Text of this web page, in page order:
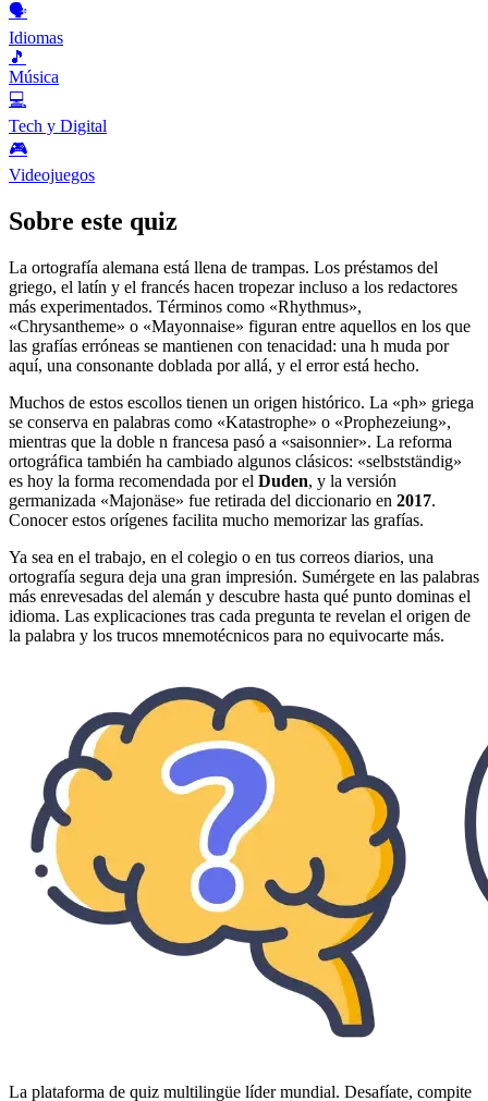
🗣️
Idiomas
🎵
Música
💻
Tech y Digital
🎮
Videojuegos
Sobre este quiz
La ortografía alemana está llena de trampas. Los préstamos del
griego, el latín y el francés hacen tropezar incluso a los redactores
más experimentados. Términos como «Rhythmus»,
«Chrysantheme» o «Mayonnaise» figuran entre aquellos en los que
las grafías erróneas se mantienen con tenacidad: una h muda por
aquí, una consonante doblada por allá, y el error está hecho.
Muchos de estos escollos tienen un origen histórico. La «ph» griega
se conserva en palabras como «Katastrophe» o «Prophezeiung»,
mientras que la doble n francesa pasó a «saisonnier». La reforma
ortográfica también ha cambiado algunos clásicos: «selbstständig»
es hoy la forma recomendada por el Duden, y la versión
germanizada «Majonäse» fue retirada del diccionario en 2017.
Conocer estos orígenes facilita mucho memorizar las grafías.
Ya sea en el trabajo, en el colegio o en tus correos diarios, una
ortografía segura deja una gran impresión. Sumérgete en las palabras
más enrevesadas del alemán y descubre hasta qué punto dominas el
idioma. Las explicaciones tras cada pregunta te revelan el origen de
la palabra y los trucos mnemotécnicos para no equivocarte más.
La plataforma de quiz multilingüe líder mundial. Desafíate, compite